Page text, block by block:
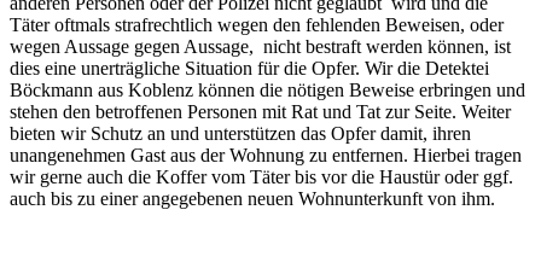
Täter oftmals strafrechtlich wegen den fehlenden Beweisen, oder
wegen Aussage gegen Aussage, nicht bestraft werden können, ist
dies eine unerträgliche Situation für die Opfer. Wir die Detektei
Böckmann aus Koblenz können die nötigen Beweise erbringen und
stehen den betroffenen Personen mit Rat und Tat zur Seite. Weiter
bieten wir Schutz an und unterstützen das Opfer damit, ihren
unangenehmen Gast aus der Wohnung zu entfernen. Hierbei tragen
wir gerne auch die Koffer vom Täter bis vor die Haustür oder ggf.
auch bis zu einer angegebenen neuen Wohnunterkunft von ihm.